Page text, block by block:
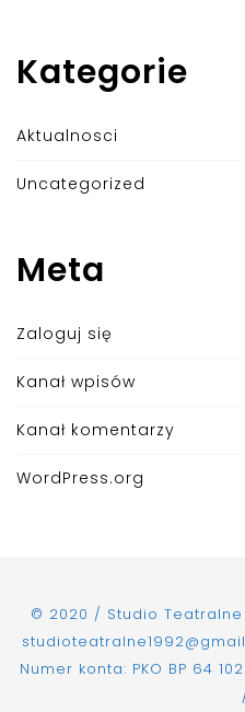
Kategorie
Aktualnosci
Uncategorized
Meta
Zaloguj się
Kanał wpisów
Kanał komentarzy
WordPress.org
© 2020 / Studio
Numer konta: PKO BP 64